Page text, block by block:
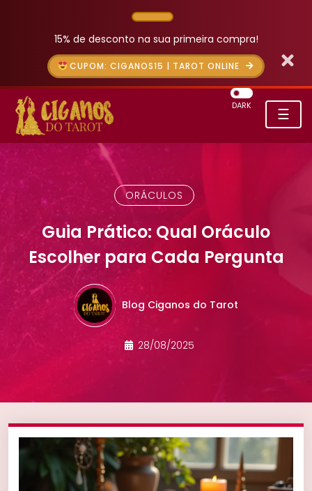
15% de desconto na sua primeira compra!
CUPOM: CIGANOS15 | TAROT ONLINE
☰
DARK
ORÁCULOS
Guia Prático: Qual Oráculo
Escolher para Cada Pergunta
Blog Ciganos do Tarot
28/08/2025